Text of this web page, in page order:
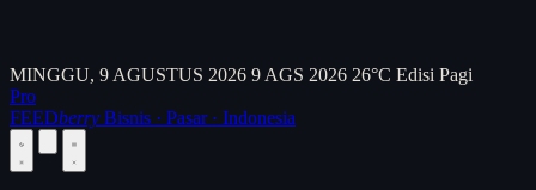
MINGGU, 9 AGUSTUS 2026 9 AGS 2026 26°C Edisi Pagi
Pro
FEEDberry Bisnis · Pasar · Indonesia